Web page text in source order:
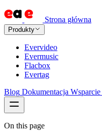
Strona główna
Produkty
Evervideo
Evermusic
Flacbox
Evertag
Blog Dokumentacja Wsparcie
On this page